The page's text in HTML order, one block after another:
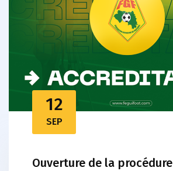
12
SEP
Ouverture de la procédure